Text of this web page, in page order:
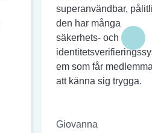
superanvändbar,
den har många
säkerhets- och
em som får
att känna sig trygga.
Giovanna